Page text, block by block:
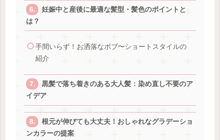
妊娠中と産後に最適な髪型・髪色のポイントと
は？
手間いらず！お洒落なボブ〜ショートスタイルの
紹介
黒髪で落ち着きのある大人髪：染め直し不要のア
イデア
根元が伸びても大丈夫！おしゃれなグラデーショ
ンカラーの提案